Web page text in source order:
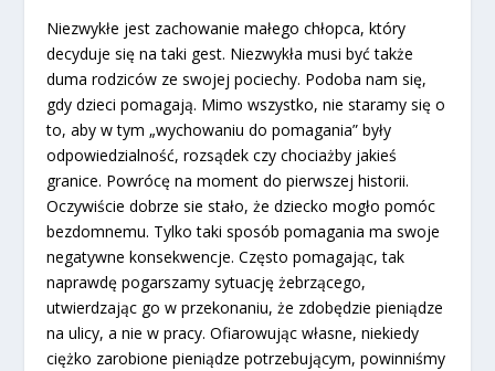
Niezwykłe jest zachowanie małego chłopca, który
decyduje się na taki gest. Niezwykła musi być także
duma rodziców ze swojej pociechy. Podoba nam się,
gdy dzieci pomagają. Mimo wszystko, nie staramy się o
to, aby w tym „wychowaniu do pomagania” były
odpowiedzialność, rozsądek czy chociażby jakieś
granice. Powrócę na moment do pierwszej historii.
Oczywiście dobrze sie stało, że dziecko mogło pomóc
bezdomnemu. Tylko taki sposób pomagania ma swoje
negatywne konsekwencje. Często pomagając, tak
naprawdę pogarszamy sytuację żebrzącego,
utwierdzając go w przekonaniu, że zdobędzie pieniądze
na ulicy, a nie w pracy. Ofiarowując własne, niekiedy
ciężko zarobione pieniądze potrzebującym, powinniśmy